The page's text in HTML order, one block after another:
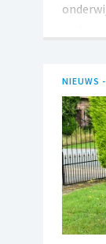
is deze
nu?
met
in
NIEUWS -